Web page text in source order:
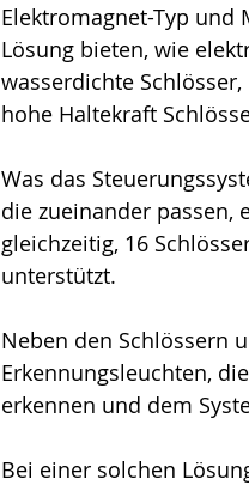
Elektromagnet-Typ und
Lösung bieten, wie
wasserdichte
hohe Haltekraft
Was das
die zueinander passen,
gleichzeitig, 16
unterstützt.
Neben den Schlössern
Erkennungsleuchten,
erkennen und dem
Bei einer solchen